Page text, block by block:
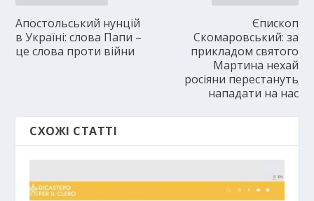
Апостольський нунцій
в Україні: слова Папи –
це слова проти війни
Єпископ
Скомаровський: за
прикладом святого
Мартина нехай
росіяни перестануть
нападати на нас
СХОЖІ СТАТТІ